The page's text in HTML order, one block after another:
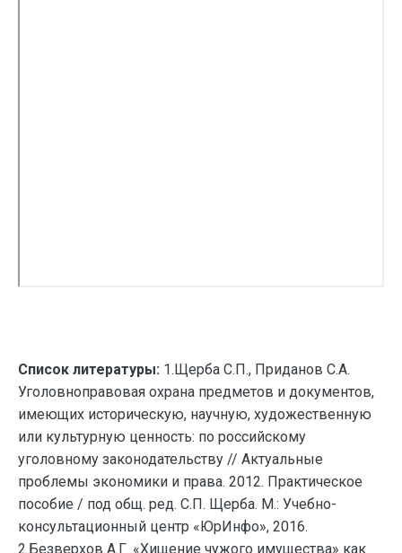
Список литературы: 1.Щерба С.П., Приданов С.А.
Уголовноправовая охрана предметов и документов,
имеющих историческую, научную, художественную
или культурную ценность: по российскому
уголовному законодательству // Актуальные
проблемы экономики и права. 2012. Практическое
пособие / под общ. ред. С.П. Щерба. М.: Учебно-
консультационный центр «ЮрИнфо», 2016.
2.Безверхов А.Г. «Хищение чужого имущества» как